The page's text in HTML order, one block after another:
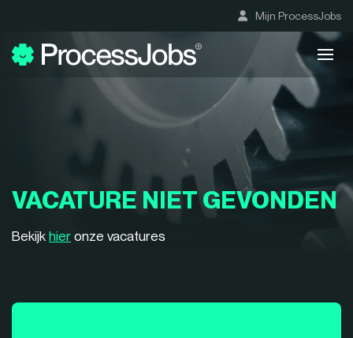
Mijn ProcessJobs
VACATURE NIET GEVONDEN
Bekijk hier onze vacatures